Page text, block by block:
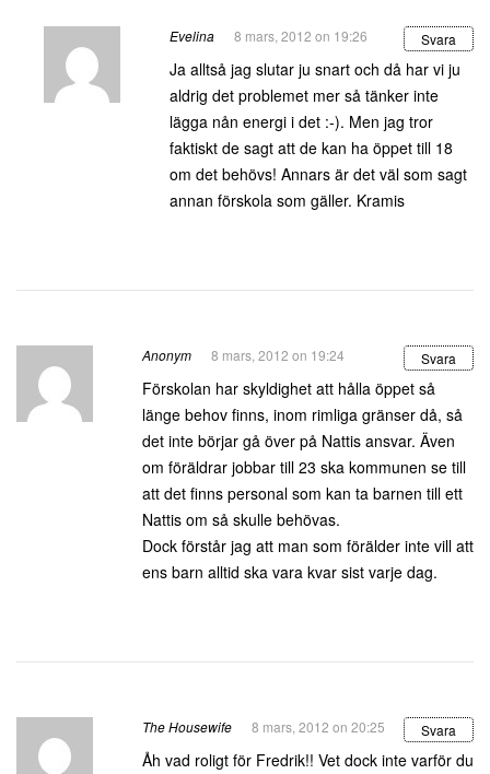
Evelina 8 mars, 2012 on 19:26 Svara
Ja alltså jag slutar ju snart och då har vi ju
aldrig det problemet mer så tänker inte
lägga nån energi i det :-). Men jag tror
faktiskt de sagt att de kan ha öppet till 18
om det behövs! Annars är det väl som sagt
annan förskola som gäller. Kramis
Anonym 8 mars, 2012 on 19:24 Svara
Förskolan har skyldighet att hålla öppet så
länge behov finns, inom rimliga gränser då, så
det inte börjar gå över på Nattis ansvar. Även
om föräldrar jobbar till 23 ska kommunen se till
att det finns personal som kan ta barnen till ett
Nattis om så skulle behövas.
Dock förstår jag att man som förälder inte vill att
ens barn alltid ska vara kvar sist varje dag.
The Housewife 8 mars, 2012 on 20:25 Svara
Åh vad roligt för Fredrik!! Vet dock inte varför du